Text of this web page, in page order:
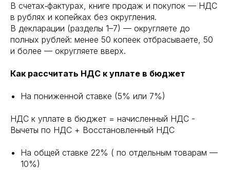
В счетах‑фактурах, книге продаж и покупок — НДС
в рублях и копейках без округления.
В декларации (разделы 1–7) — округляете до
полных рублей: менее 50 копеек отбрасываете, 50
и более — округляете вверх.
Как рассчитать НДС к уплате в бюджет
На пониженной ставке (5% или 7%)
НДС к уплате в бюджет = начисленный НДС -
Вычеты по НДС + Восстановленный НДС
На общей ставке 22% ( по отдельным товарам —
10%)